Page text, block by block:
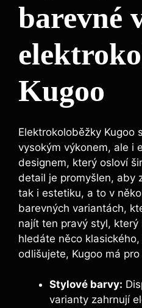
barevné
Kugoo
Elektrokoloběžky Kugoo
vysokým výkonem, ale i
designem, který osloví
detail je promyšlen, aby
tak i estetiku, a to v
barevných variantách,
najít ten pravý styl, který
hledáte něco
odlišujete, Kugoo má
Stylové barvy:
varianty zahrnují